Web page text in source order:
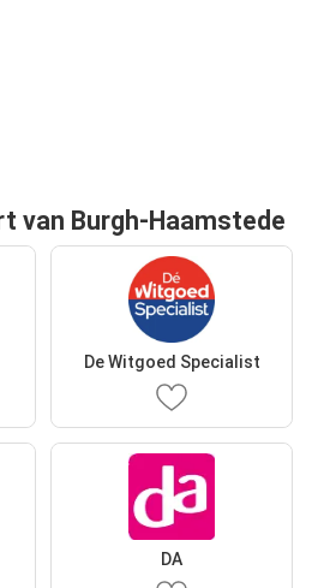
van Burgh-Haamstede
De Witgoed Specialist
DA